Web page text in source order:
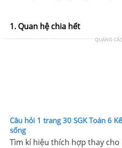
1. Quan hệ chia hết
QUẢNG
Câu hỏi 1 trang 30 SGK Toán 6
sống
Tìm kí hiệu thích hợp thay cho